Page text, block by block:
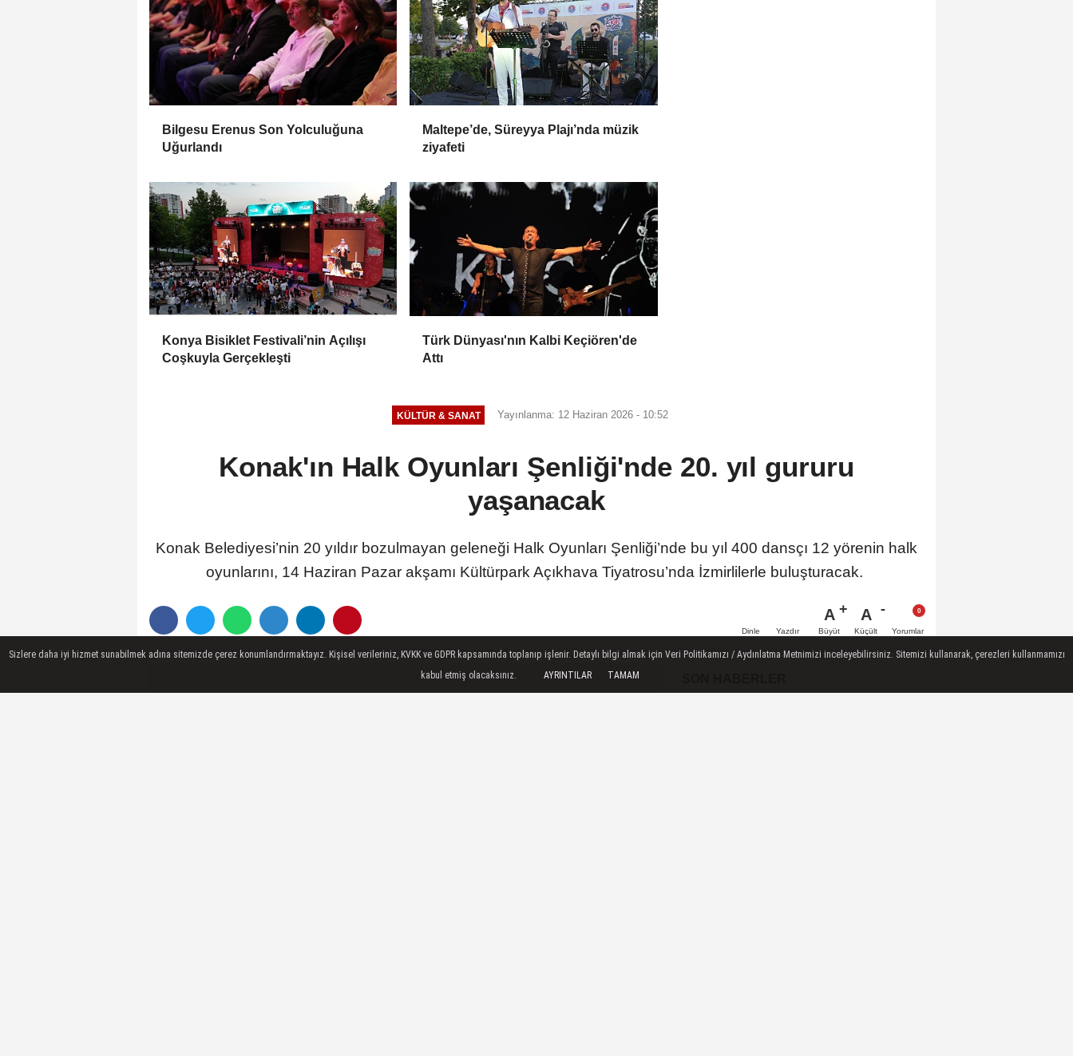
Bilgesu Erenus Son Yolculuğuna
Uğurlandı
Maltepe’de, Süreyya Plajı’nda müzik
ziyafeti
Konya Bisiklet Festivali’nin Açılışı
Coşkuyla Gerçekleşti
Türk Dünyası'nın Kalbi Keçiören'de
Attı
KÜLTÜR & SANAT Yayınlanma: 12 Haziran 2026 - 10:52
Konak'ın Halk Oyunları Şenliği'nde 20. yıl gururu
yaşanacak
Konak Belediyesi’nin 20 yıldır bozulmayan geleneği Halk Oyunları Şenliği’nde bu yıl 400 dansçı 12 yörenin halk
oyunlarını, 14 Haziran Pazar akşamı Kültürpark Açıkhava Tiyatrosu’nda İzmirlilerle buluşturacak.
Dinle Yazdır
A
Büyüt
A
Küçült Yorumlar
Sizlere daha iyi hizmet sunabilmek adına sitemizde çerez konumlandırmaktayız. Kişisel verileriniz, KVKK ve GDPR kapsamında toplanıp işlenir. Detaylı bilgi almak için Veri Politikamızı / Aydınlatma Metnimizi inceleyebilirsiniz. Sitemizi kullanarak, çerezleri kullanmamızı
kabul etmiş olacaksınız.
AYRINTILAR TAMAM